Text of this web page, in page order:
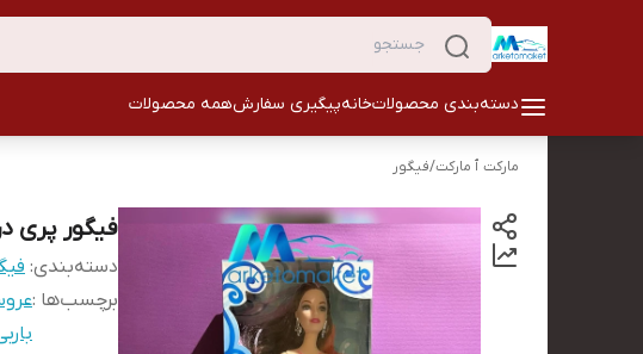
دسته‌بندی محصولاتخانهپیگیری سفارشهمه محصولات
مارکت ٱ مارکت/فیگور
فیگور پری
دسته‌بندی:
برچسب‌ها :